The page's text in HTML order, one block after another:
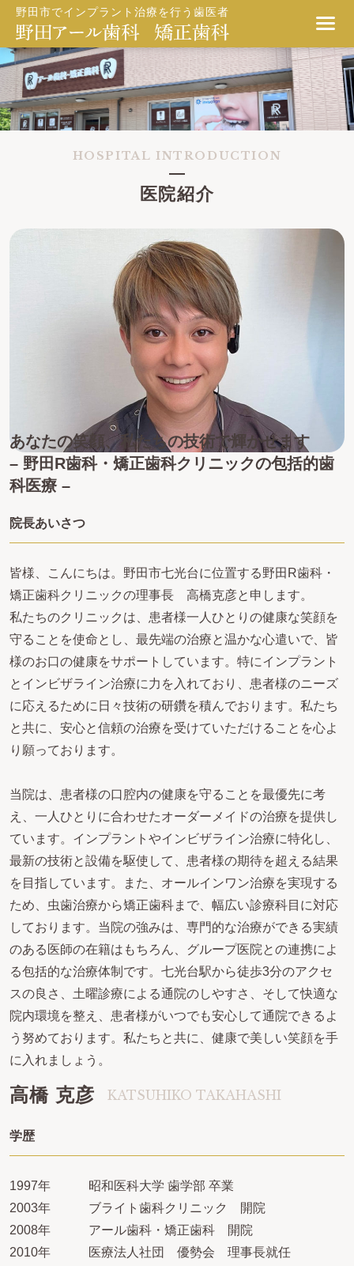
野田市でインプラント治療を行う歯医者
HOSPITAL INTRODUCTION
医院紹介
あなたの笑顔、私たちの技術で輝かせます
– 野田R歯科・矯正歯科クリニックの包括的歯
科医療 –
院長あいさつ
皆様、こんにちは。野田市七光台に位置する野田R歯科・
矯正歯科クリニックの理事長 高橋克彦と申します。
私たちのクリニックは、患者様一人ひとりの健康な笑顔を
守ることを使命とし、最先端の治療と温かな心遣いで、皆
様のお口の健康をサポートしています。特にインプラント
とインビザライン治療に力を入れており、患者様のニーズ
に応えるために日々技術の研鑽を積んでおります。私たち
と共に、安心と信頼の治療を受けていただけることを心よ
り願っております。
当院は、患者様の口腔内の健康を守ることを最優先に考
え、一人ひとりに合わせたオーダーメイドの治療を提供し
ています。インプラントやインビザライン治療に特化し、
最新の技術と設備を駆使して、患者様の期待を超える結果
を目指しています。また、オールインワン治療を実現する
ため、虫歯治療から矯正歯科まで、幅広い診療科目に対応
しております。当院の強みは、専門的な治療ができる実績
のある医師の在籍はもちろん、グループ医院との連携によ
る包括的な治療体制です。七光台駅から徒歩3分のアクセ
スの良さ、土曜診療による通院のしやすさ、そして快適な
院内環境を整え、患者様がいつでも安心して通院できるよ
う努めております。私たちと共に、健康で美しい笑顔を手
に入れましょう。
高橋 克彦 KATSUHIKO TAKAHASHI
学歴
1997年
昭和医科大学 歯学部 卒業
2003年
ブライト歯科クリニック 開院
2008年
アール歯科・矯正歯科 開院
2010年
医療法人社団 優勢会 理事長就任